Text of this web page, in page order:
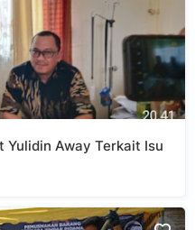
Yulidin Away Terkait Isu